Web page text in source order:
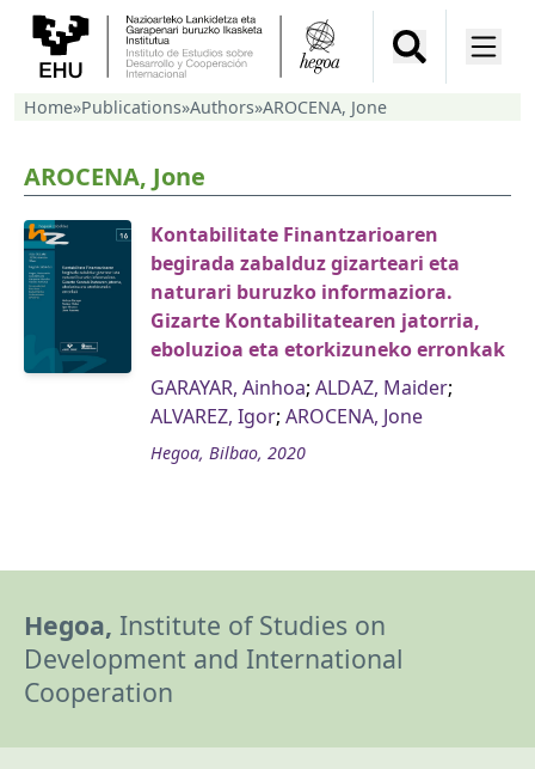
Home»Publications»Authors»AROCENA, Jone
AROCENA, Jone
Kontabilitate Finantzarioaren
begirada zabalduz gizarteari eta
naturari buruzko informaziora.
Gizarte Kontabilitatearen jatorria,
eboluzioa eta etorkizuneko erronkak
GARAYAR, Ainhoa; ALDAZ, Maider;
ALVAREZ, Igor; AROCENA, Jone
Hegoa, Bilbao, 2020
Hegoa, Institute of Studies on
Development and International
Cooperation